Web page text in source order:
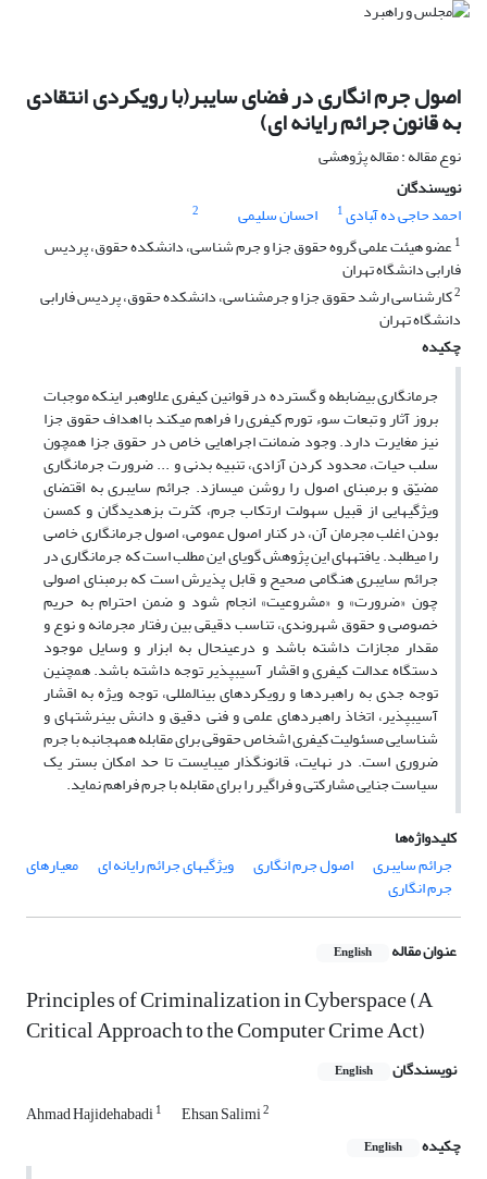
اصول جرم انگاری در فضای سایبر(با رویکردی انتقادی
به قانون جرائم رایانه ای)
نوع مقاله : مقاله پژوهشی
نویسندگان
احمد حاجی ده آّبادی1 احسان سلیمی
2
1عضو هیئت علمی گروه حقوق جزا و جرم شناسی، دانشکده حقوق، پردیس
فارابی دانشگاه تهران
2کارشناسی ارشد حقوق جزا و جرمشناسی، دانشکده حقوق، پردیس فارابی
دانشگاه تهران
چکیده
جرمانگاری بیضابطه و گسترده در قوانین کیفری علاوهبر اینکه موجبات
بروز آثار و تبعات سوء تورم کیفری را فراهم میکند با اهداف حقوق جزا
نیز مغایرت دارد. وجود ضمانت اجراهایی خاص در حقوق جزا همچون
سلب حیات، محدود کردن آزادی، تنبیه بدنی و ... ضرورت جرمانگاری
مضیّق و برمبنای اصول را روشن میسازد. جرائم سایبری به اقتضای
ویژگیهایی از قبیل سهولت ارتکاب جرم، کثرت بزهدیدگان و کمسن
بودن اغلب مجرمان آن، در کنار اصول عمومی، اصول جرمانگاری خاصی
را میطلبد. یافتههای این پژوهش گویای این مطلب است که جرمانگاری در
جرائم سایبری هنگامی صحیح و قابل پذیرش است که برمبنای اصولی
چون «ضرورت» و «مشروعیت» انجام شود و ضمن احترام به حریم
خصوصی و حقوق شهروندی، تناسب دقیقی بین رفتار مجرمانه و نوع و
مقدار مجازات داشته باشد و درعینحال به ابزار و وسایل موجود
دستگاه عدالت کیفری و اقشار آسیبپذیر توجه داشته باشد. همچنین
توجه جدی به راهبردها و رویکردهای بینالمللی، توجه ویژه به اقشار
آسیبپذیر، اتخاذ راهبردهای علمی و فنی دقیق و دانش بینرشتهای و
شناسایی مسئولیت کیفری اشخاص حقوقی برای مقابله همهجانبه با جرم
ضروری است. در نهایت، قانونگذار میبایست تا حد امکان بستر یک
سیاست جنایی مشارکتی و فراگیر را برای مقابله با جرم فراهم نماید.
کلیدواژه‌ها
جرائم سایبری
اصول جرم انگاری ویژگیهای جرائم رایانه ای معیارهای
جرم انگاری
عنوان مقاله English
Principles of Criminalization in Cyberspace (A
Critical Approach to the Computer Crime Act)
نویسندگان English
Ahmad Hajidehabadi1 Ehsan Salimi2
چکیده English